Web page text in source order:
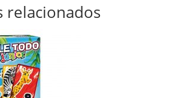
relacionados